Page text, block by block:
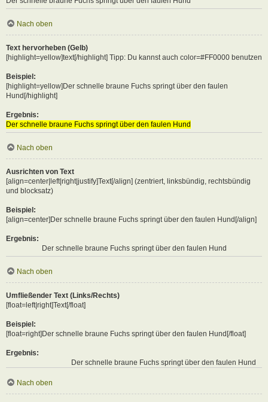
Nach oben
Text hervorheben (Gelb)
[highlight=yellow]text[/highlight] Tipp: Du kannst auch color=#FF0000 benutzen
Beispiel:
[highlight=yellow]Der schnelle braune Fuchs springt über den faulen
Hund[/highlight]
Ergebnis:
Der schnelle braune Fuchs springt über den faulen Hund
Nach oben
Ausrichten von Text
[align=center|left|right|justify]Text[/align] (zentriert, linksbündig, rechtsbündig
und blocksatz)
Beispiel:
[align=center]Der schnelle braune Fuchs springt über den faulen Hund[/align]
Ergebnis:
Der schnelle braune Fuchs springt über den faulen Hund
Nach oben
Umfließender Text (Links/Rechts)
[float=left|right]Text[/float]
Beispiel:
[float=right]Der schnelle braune Fuchs springt über den faulen Hund[/float]
Ergebnis:
Der schnelle braune Fuchs springt über den faulen Hund
Nach oben